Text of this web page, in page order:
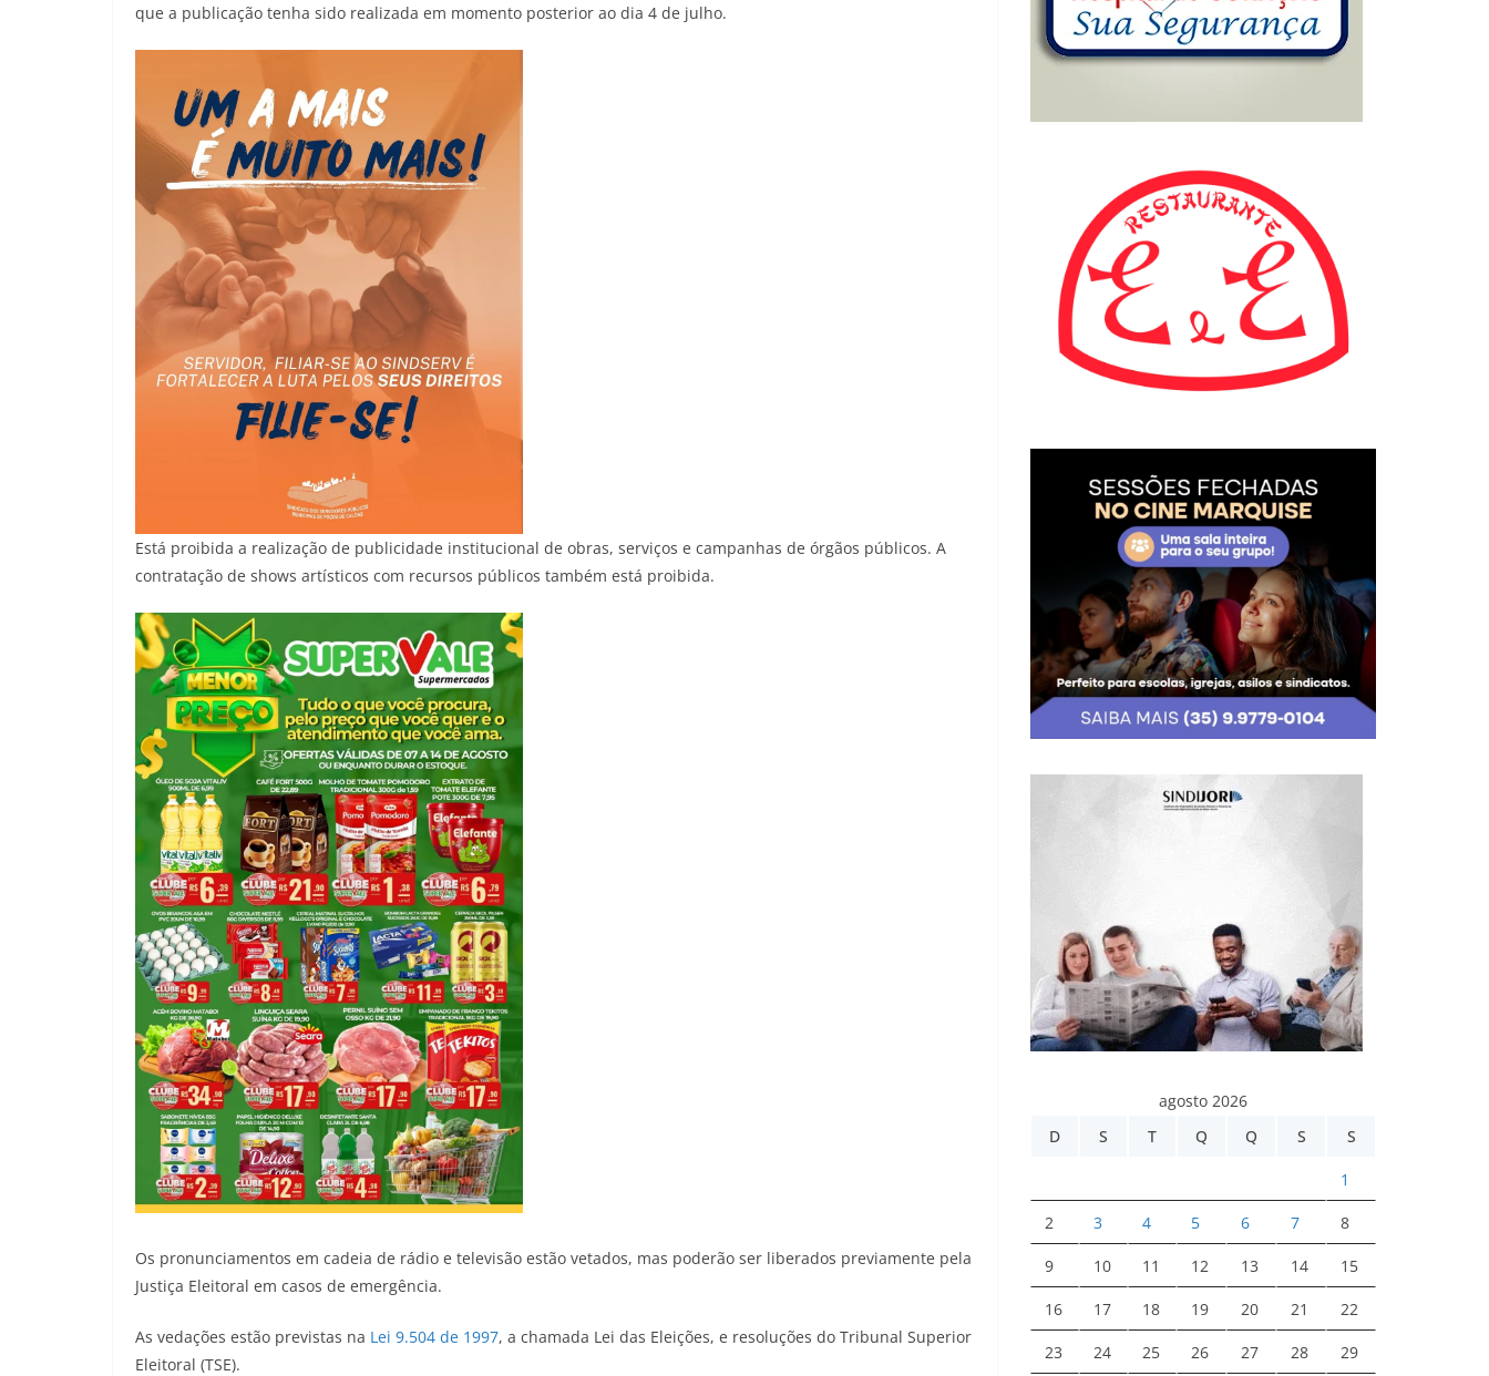
que a publicação tenha sido realizada em momento posterior ao dia 4 de julho.
Está proibida a realização de publicidade institucional de obras, serviços e campanhas de órgãos públicos. A
contratação de shows artísticos com recursos públicos também está proibida.
Os pronunciamentos em cadeia de rádio e televisão estão vetados, mas poderão ser liberados previamente pela
Justiça Eleitoral em casos de emergência.
As vedações estão previstas na Lei 9.504 de 1997, a chamada Lei das Eleições, e resoluções do Tribunal Superior
Eleitoral (TSE).
agosto 2026
D
S T Q Q S S
1
2 3 4 5 6 7 8
9 10 11 12 13 14 15
16 17 18 19 20 21 22
23 24 25 26 27 28 29